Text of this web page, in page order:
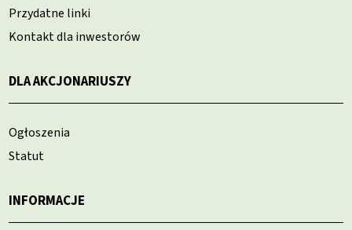
Przydatne linki
Kontakt dla inwestorów
DLA AKCJONARIUSZY
Ogłoszenia
Statut
INFORMACJE